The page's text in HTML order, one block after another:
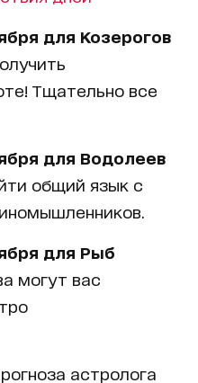
для Козерогов
Тщательно все
для Водолеев
общий язык с
для Рыб
могут вас
астролога